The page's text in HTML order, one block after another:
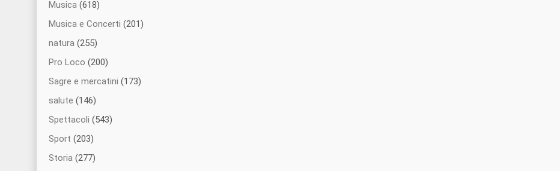
Musica (618)
Musica e Concerti (201)
natura (255)
Pro Loco (200)
Sagre e mercatini (173)
salute (146)
Spettacoli (543)
Sport (203)
Storia (277)